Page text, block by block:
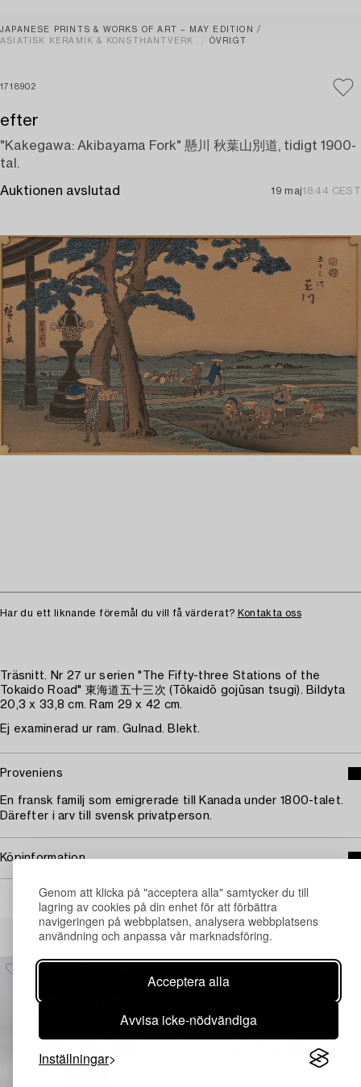
Genom att klicka på "acceptera alla" samtycker du till
lagring av cookies på din enhet för att förbättra
navigeringen på webbplatsen, analysera webbplatsens
användning och anpassa vår marknadsföring.
Acceptera alla
Avvisa icke-nödvändiga
Inställningar
JAPANESE PRINTS & WORKS OF ART – MAY EDITION
ASIATISK KERAMIK & KONSTHANTVERK
ÖVRIGT
1718902
efter
"Kakegawa: Akibayama Fork" 懸川 秋葉山別道, tidigt 1900-
tal.
Auktionen avslutad 19 maj18:44 CEST
Har du ett liknande föremål du vill få värderat? Kontakta oss
Träsnitt. Nr 27 ur serien "The Fifty-three Stations of the
Tokaido Road" 東海道五十三次 (Tōkaidō gojūsan tsugi). Bildyta
20,3 x 33,8 cm. Ram 29 x 42 cm.
Ej examinerad ur ram. Gulnad. Blekt.
Proveniens
En fransk familj som emigrerade till Kanada under 1800-talet.
Därefter i arv till svensk privatperson.
Köpinformation
Andra har även tittat på